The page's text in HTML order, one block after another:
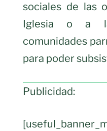
sociales de las
Iglesia o a
comunidades
para poder
Publicidad: